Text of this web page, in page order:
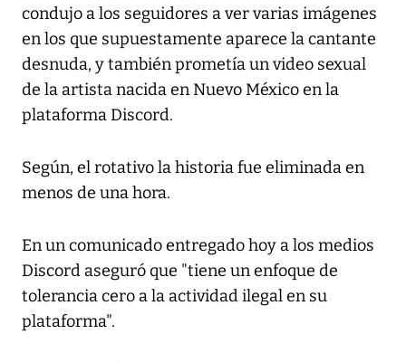
condujo a los seguidores a ver varias imágenes
en los que supuestamente aparece la cantante
desnuda, y también prometía un video sexual
de la artista nacida en Nuevo México en la
plataforma Discord.
Según, el rotativo la historia fue eliminada en
menos de una hora.
En un comunicado entregado hoy a los medios
Discord aseguró que "tiene un enfoque de
tolerancia cero a la actividad ilegal en su
plataforma".